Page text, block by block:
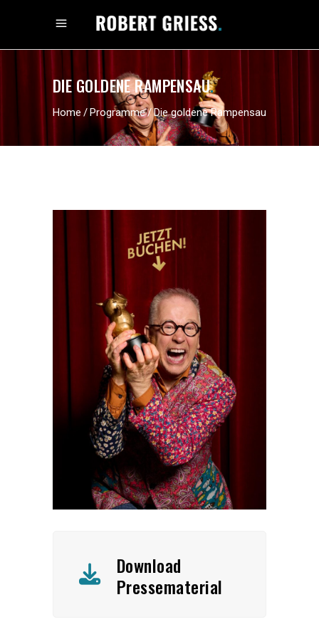
DIE GOLDENE RAMPENSAU.
Home /Programme/Die goldene Rampensau
Download
Pressematerial